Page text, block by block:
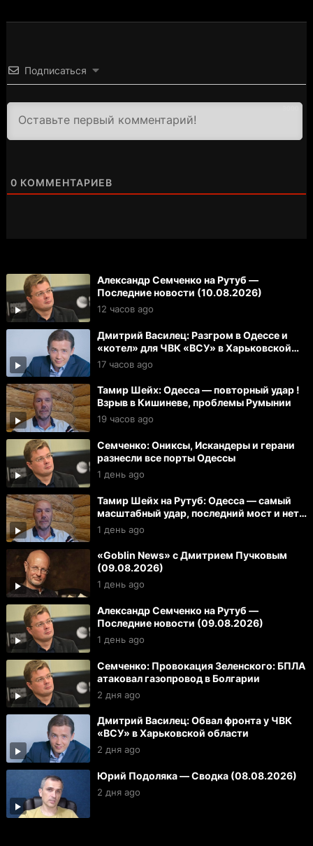
Подписаться
0 КОММЕНТАРИЕВ
Александр Семченко на Рутуб —
Последние новости (10.08.2026)
12 часов ago
Дмитрий Василец: Разгром в Одессе и
«котел» для ЧВК «ВСУ» в Харьковской
области
17 часов ago
Тамир Шейх: Одесса — повторный удар !
Взрыв в Кишиневе, проблемы Румынии
19 часов ago
Семченко: Ониксы, Искандеры и герани
разнесли все порты Одессы
1 день ago
Тамир Шейх на Рутуб: Одесса — самый
масштабный удар, последний мост и нет
света
1 день ago
«Goblin News» с Дмитрием Пучковым
(09.08.2026)
1 день ago
Александр Семченко на Рутуб —
Последние новости (09.08.2026)
1 день ago
Семченко: Провокация Зеленского: БПЛА
атаковал газопровод в Болгарии
2 дня ago
Дмитрий Василец: Обвал фронта у ЧВК
«ВСУ» в Харьковской области
2 дня ago
Юрий Подоляка — Сводка (08.08.2026)
2 дня ago